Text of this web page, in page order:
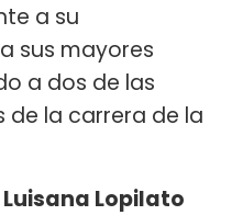
a su
sus mayores
a dos de las
de la carrera de la
Luisana Lopilato